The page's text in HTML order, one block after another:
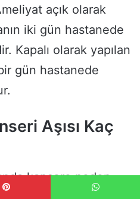
açık olarak
iki gün hastanede
Kapalı olarak yapılan
gün hastanede
Aşısı Kaç
kansere neden